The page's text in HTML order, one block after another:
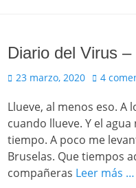
Diario del Virus
Publicado
23 marzo, 2020 4
Llueve, al menos eso. A
cuando llueve. Y el
tiempo. A poco me
Bruselas. Que tiempos
compañeras Leer más …